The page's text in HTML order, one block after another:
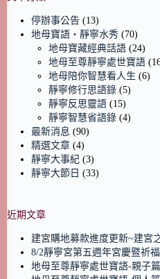
停辦事公告 (13)
地母寶語‧靜寧水秀 (70)
地母寶藏經典話語 (24)
地母至尊靜寧處世寶語
地母陪你智慧看人生 (6)
靜寧修行思語錄 (5)
靜寧反思靈語 (15)
靜寧智慧省語錄 (4)
最新消息 (90)
精選文章 (4)
靜寧大事紀 (3)
靜寧大節日 (33)
近期文章
建宮購地募款進度更新~建宮
8/2靜寧宮第五週年宮慶暨祈
地母至尊靜寧處世寶語-親子篇